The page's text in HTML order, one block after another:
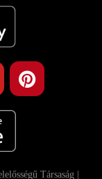
Társaság |